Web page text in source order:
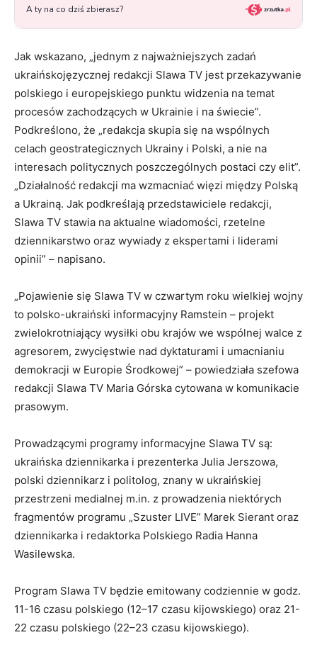
Jak wskazano, „jednym z najważniejszych zadań
ukraińskojęzycznej redakcji Slawa TV jest przekazywanie
polskiego i europejskiego punktu widzenia na temat
procesów zachodzących w Ukrainie i na świecie”.
Podkreślono, że „redakcja skupia się na wspólnych
celach geostrategicznych Ukrainy i Polski, a nie na
interesach politycznych poszczególnych postaci czy elit”.
„Działalność redakcji ma wzmacniać więzi między Polską
a Ukrainą. Jak podkreślają przedstawiciele redakcji,
Slawa TV stawia na aktualne wiadomości, rzetelne
dziennikarstwo oraz wywiady z ekspertami i liderami
opinii” – napisano.
„Pojawienie się Slawa TV w czwartym roku wielkiej wojny
to polsko-ukraiński informacyjny Ramstein – projekt
zwielokrotniający wysiłki obu krajów we wspólnej walce z
agresorem, zwycięstwie nad dyktaturami i umacnianiu
demokracji w Europie Środkowej” – powiedziała szefowa
redakcji Slawa TV Maria Górska cytowana w komunikacie
prasowym.
Prowadzącymi programy informacyjne Slawa TV są:
ukraińska dziennikarka i prezenterka Julia Jerszowa,
polski dziennikarz i politolog, znany w ukraińskiej
przestrzeni medialnej m.in. z prowadzenia niektórych
fragmentów programu „Szuster LIVE” Marek Sierant oraz
dziennikarka i redaktorka Polskiego Radia Hanna
Wasilewska.
Program Slawa TV będzie emitowany codziennie w godz.
11-16 czasu polskiego (12–17 czasu kijowskiego) oraz 21-
22 czasu polskiego (22–23 czasu kijowskiego).